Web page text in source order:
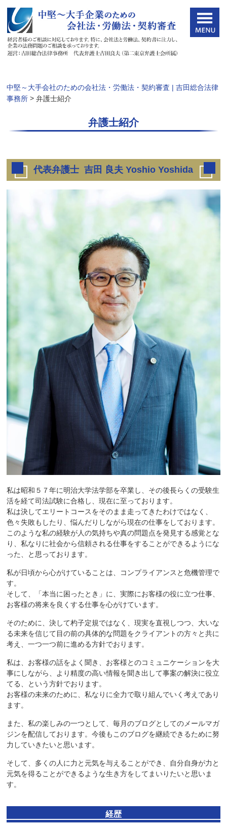
中堅～大手会社のための会社法・労働法・契約審査 | 吉田総合法律
事務所 >弁護士紹介
弁護士紹介
代表弁護士 吉田 良夫 Yoshio Yoshida
私は昭和５７年に明治大学法学部を卒業し、その後長らくの受験生
活を経て司法試験に合格し、現在に至っております。
私は決してエリートコースをそのまま走ってきたわけではなく、
色々失敗もしたり、悩んだりしながら現在の仕事をしております。
このような私の経験が人の気持ちや真の問題点を発見する感覚とな
り、私なりに社会から信頼される仕事をすることができるようにな
った、と思っております。
私が日頃から心がけていることは、コンプライアンスと危機管理で
す。
そして、「本当に困ったとき」に、実際にお客様の役に立つ仕事、
お客様の将来を良くする仕事を心がけています。
そのために、決して杓子定規ではなく、現実を直視しつつ、大いな
る未来を信じて目の前の具体的な問題をクライアントの方々と共に
考え、一つ一つ前に進める方針でおります。
私は、お客様の話をよく聞き、お客様とのコミュニケーションを大
事にしながら、より精度の高い情報を聞き出して事案の解決に役立
てる、という方針でおります。
お客様の未来のために、私なりに全力で取り組んでいく考えであり
ます。
また、私の楽しみの一つとして、毎月のブログとしてのメールマガ
ジンを配信しております。今後もこのブログを継続できるために努
力していきたいと思います。
そして、多くの人に力と元気を与えることができ、自分自身が力と
元気を得ることができるような生き方をしてまいりたいと思いま
す。
経歴